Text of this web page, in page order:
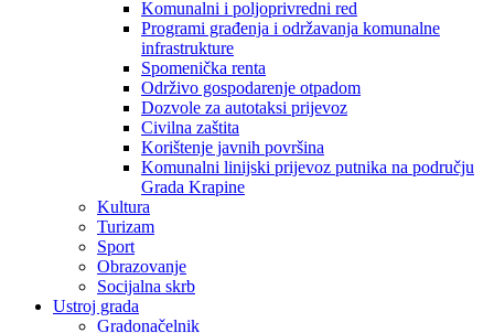
Komunalni i poljoprivredni red
Programi građenja i održavanja komunalne
infrastrukture
Spomenička renta
Održivo gospodarenje otpadom
Dozvole za autotaksi prijevoz
Civilna zaštita
Korištenje javnih površina
Komunalni linijski prijevoz putnika na području
Grada Krapine
Kultura
Turizam
Sport
Obrazovanje
Socijalna skrb
Ustroj grada
Gradonačelnik